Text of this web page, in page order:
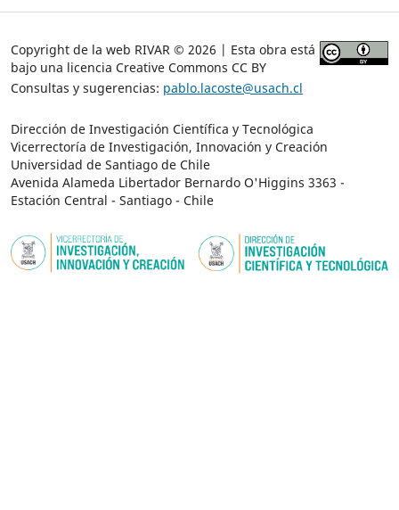
Copyright de la web RIVAR © 2026 | Esta obra está
bajo una licencia Creative Commons CC BY
Consultas y sugerencias: pablo.lacoste@usach.cl
Dirección de Investigación Científica y Tecnológica
Vicerrectoría de Investigación, Innovación y Creación
Universidad de Santiago de Chile
Avenida Alameda Libertador Bernardo O'Higgins 3363 -
Estación Central - Santiago - Chile